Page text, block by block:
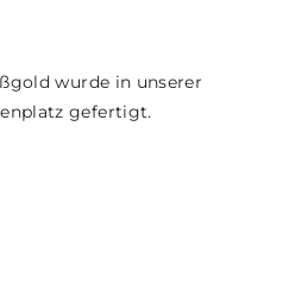
wurde in unserer
gefertigt.